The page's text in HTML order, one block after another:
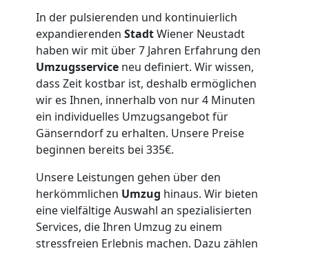
In der pulsierenden und kontinuierlich
expandierenden StadtWiener Neustadt
haben wir mit über 7 Jahren Erfahrung den
Umzugsservice neu definiert. Wir wissen,
dass Zeit kostbar ist, deshalb ermöglichen
wir es Ihnen, innerhalb von nur 4 Minuten
ein individuelles Umzugsangebot für
Gänserndorf zu erhalten. Unsere Preise
beginnen bereits bei 335€.
Unsere Leistungen gehen über den
herkömmlichen Umzug hinaus. Wir bieten
eine vielfältige Auswahl an spezialisierten
Services, die Ihren Umzug zu einem
stressfreien Erlebnis machen. Dazu zählen
Neustadt
Expressumzug
Wiener
Neustadt
Tragehilfe
Wiener